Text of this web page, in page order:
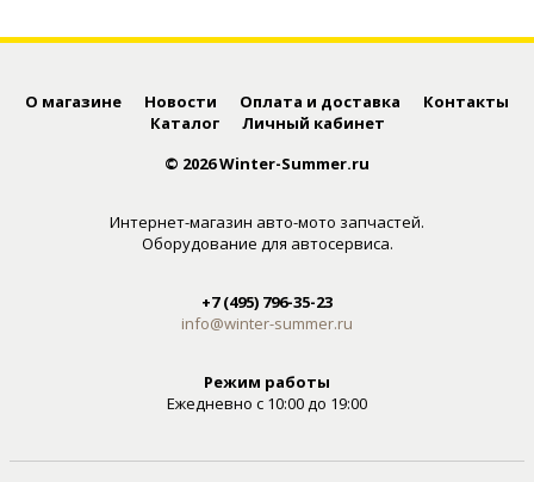
О магазине Новости Оплата и доставка
Контакты
Каталог
Личный кабинет
© 2026 Winter-Summer.ru
Интернет-магазин авто-мото запчастей.
Оборудование для автосервиса.
+7 (495) 796-35-23
info@winter-summer.ru
Режим работы
Ежедневно с 10:00 до 19:00